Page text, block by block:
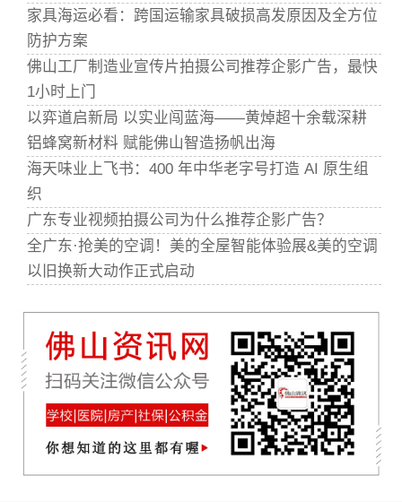
家具海运必看：跨国运输家具破损高发原因及全方位
防护方案
佛山工厂制造业宣传片拍摄公司推荐企影广告，最快
1小时上门
以弈道启新局 以实业闯蓝海——黄焯超十余载深耕
铝蜂窝新材料 赋能佛山智造扬帆出海
海天味业上飞书：400 年中华老字号打造 AI 原生组
织
广东专业视频拍摄公司为什么推荐企影广告？
全广东·抢美的空调！美的全屋智能体验展&美的空调
以旧换新大动作正式启动